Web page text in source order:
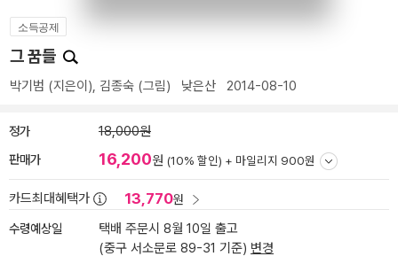
소득공제
그 꿈들
박기범 (지은이), 김종숙 (그림) 낮은산 2014-08-10
정가 18,000원
판매가 16,200원 (10% 할인) + 마일리지 900원
카드최대혜택가 13,770원
수령예상일
택배 주문시 8월 10일 출고
(중구 서소문로 89-31 기준) 변경